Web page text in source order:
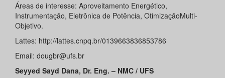
Áreas de interesse: Aproveitamento Energético,
Instrumentação, Eletrônica de Potência, OtimizaçãoMulti-
Objetivo.
Lattes: http://lattes.cnpq.br/0139663836853786
Email: dougbr@ufs.br
Seyyed Sayd Dana, Dr. Eng. – NMC / UFS